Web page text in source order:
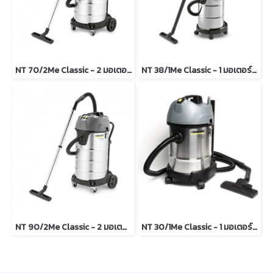
NT 70/2Me Classic - 2 มอเตอร์ ถังสแตนเลส ความจุ 70 ลิตร NT 38/1Me Classic - 1 มอเตอร์ ถังสแตนเลส ความจุ 38 ลิตร
NT 90/2Me Classic - 2 มอเตอร์ ถังสแตนเลส ความจุ 90 ลิตร NT 30/1Me Classic - 1 มอเตอร์ ถังสแตนเลส ความจุ 30 ลิตร